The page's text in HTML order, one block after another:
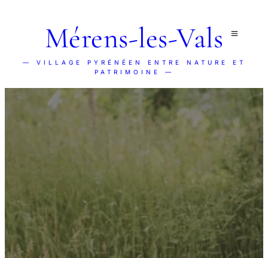
Mérens-les-Vals
— VILLAGE PYRÉNÉEN ENTRE NATURE ET
PATRIMOINE —